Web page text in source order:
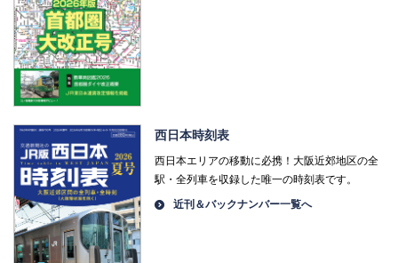
西日本時刻表
西日本エリアの移動に必携！大阪近郊地区の全
駅・全列車を収録した唯一の時刻表です。
近刊＆バックナンバー一覧へ